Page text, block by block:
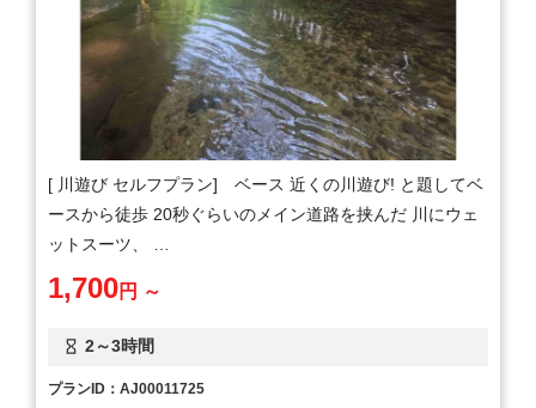
[ 川遊び セルフプラン] ベース 近くの川遊び! と題してベ
ースから徒歩 20秒ぐらいのメイン道路を挟んだ 川にウェ
ットスーツ、 …
2～3時間
1,700円 ～
プランID：AJ00011725